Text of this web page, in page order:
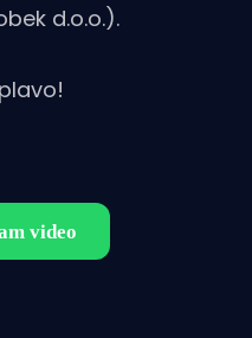
d.o.o.).